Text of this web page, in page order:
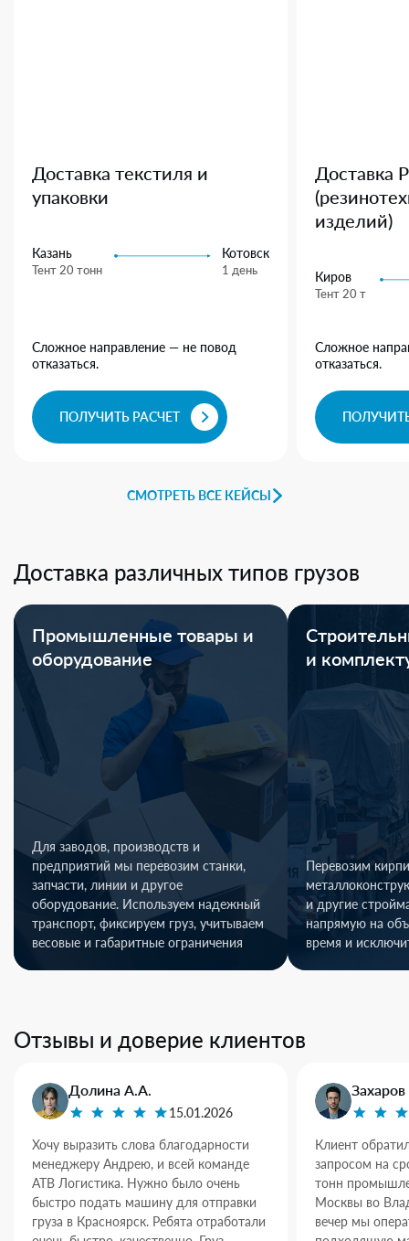
СМОТРЕТЬ ВСЕ КЕЙСЫ
Доставка текстиля и
упаковки
Казань
Тент 20 тонн
Котовск
1 день
Сложное направление — не повод
отказаться.
ПОЛУЧИТЬ РАСЧЕТ
Доставка
изделий)
Киров
Тент 20 т
Сложное
отказаться.
Доставка различных типов грузов
Промышленные товары и
оборудование
Для заводов, производств и
предприятий мы перевозим станки,
запчасти, линии и другое
оборудование. Используем надежный
транспорт, фиксируем груз, учитываем
весовые и габаритные ограничения
и
Перевозим
и другие
напрямую на
время и
Отзывы и доверие клиентов
Долина А.А.
15.01.2026
Хочу выразить слова благодарности
менеджеру Андрею, и всей команде
АТВ Логистика. Нужно было очень
быстро подать машину для отправки
груза в Красноярск. Ребята отработали
Клиент
запросом на
тонн
Москвы во
вечер мы